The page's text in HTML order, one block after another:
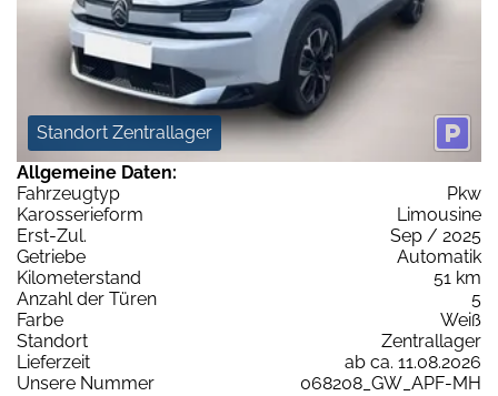
Standort Zentrallager
Allgemeine Daten:
Fahrzeugtyp
Pkw
Karosserieform
Limousine
Erst-Zul.
Sep / 2025
Getriebe
Automatik
Kilometerstand
51 km
Anzahl der Türen
5
Farbe
Weiß
Standort
Zentrallager
Lieferzeit
ab ca. 11.08.2026
Unsere Nummer
068208_GW_APF-MH